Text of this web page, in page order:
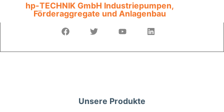
hp-TECHNIK GmbH Industriepumpen,
Förderaggregate und Anlagenbau
Unsere Produkte